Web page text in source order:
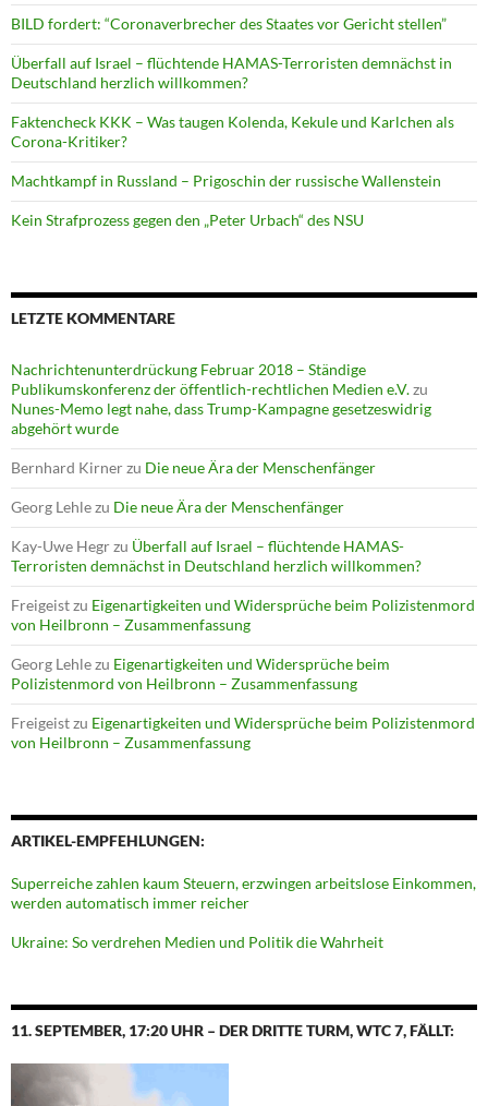
BILD fordert: “Coronaverbrecher des Staates vor Gericht stellen”
Überfall auf Israel – flüchtende HAMAS-Terroristen demnächst in
Deutschland herzlich willkommen?
Faktencheck KKK – Was taugen Kolenda, Kekule und Karlchen als
Corona-Kritiker?
Machtkampf in Russland – Prigoschin der russische Wallenstein
Kein Strafprozess gegen den „Peter Urbach“ des NSU
LETZTE KOMMENTARE
Nachrichtenunterdrückung Februar 2018 – Ständige
Publikumskonferenz der öffentlich-rechtlichen Medien e.V.zu
Nunes-Memo legt nahe, dass Trump-Kampagne gesetzeswidrig
abgehört wurde
Bernhard Kirnerzu Die neue Ära der Menschenfänger
Georg Lehlezu Die neue Ära der Menschenfänger
Kay-Uwe Hegrzu Überfall auf Israel – flüchtende HAMAS-
Terroristen demnächst in Deutschland herzlich willkommen?
Freigeistzu Eigenartigkeiten und Widersprüche beim Polizistenmord
von Heilbronn – Zusammenfassung
Georg Lehlezu Eigenartigkeiten und Widersprüche beim
Polizistenmord von Heilbronn – Zusammenfassung
Freigeistzu Eigenartigkeiten und Widersprüche beim Polizistenmord
von Heilbronn – Zusammenfassung
ARTIKEL-EMPFEHLUNGEN:
Superreiche zahlen kaum Steuern, erzwingen arbeitslose Einkommen,
werden automatisch immer reicher
Ukraine: So verdrehen Medien und Politik die Wahrheit
11. SEPTEMBER, 17:20 UHR – DER DRITTE TURM, WTC 7, FÄLLT: